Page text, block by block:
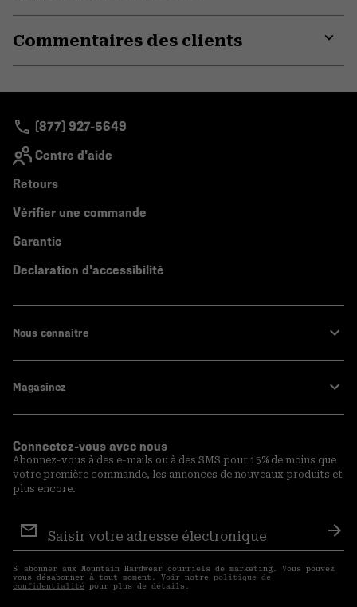
Commentaires des clients
(877) 927-5649
Centre d'aide
Retours
Vérifier une commande
Garantie
Declaration d'accessibilité
Nous connaitre
Magasinez
Connectez-vous avec nous
Abonnez-vous à des e-mails ou à des SMS pour 15% de moins que
votre première commande, les annonces de nouveaux produits et
plus encore.
aux
courriels
S′ abonner aux Mountain Hardwear courriels de marketing. Vous pouvez
vous désabonner à tout moment. Voir notre politique de
confidentialité pour plus de détails.